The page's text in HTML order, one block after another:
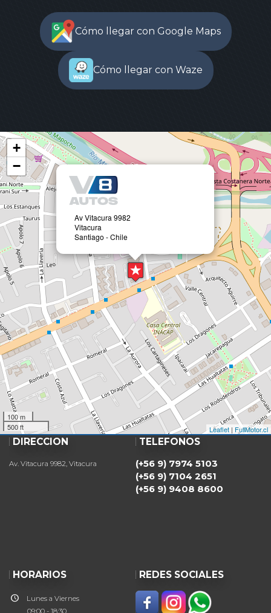
Cómo llegar con Google Maps
Cómo llegar con Waze
Av Vitacura 9982
Vitacura
Santiago - Chile
+
−
100 m
500 ft
Leaflet | FullMotor.cl
DIRECCIÓN
Av. Vitacura 9982, Vitacura
TELÉFONOS
(+56 9) 7974 5103
(+56 9) 7104 2651
(+56 9) 9408 8600
HORARIOS
Lunes a Viernes
REDES SOCIALES